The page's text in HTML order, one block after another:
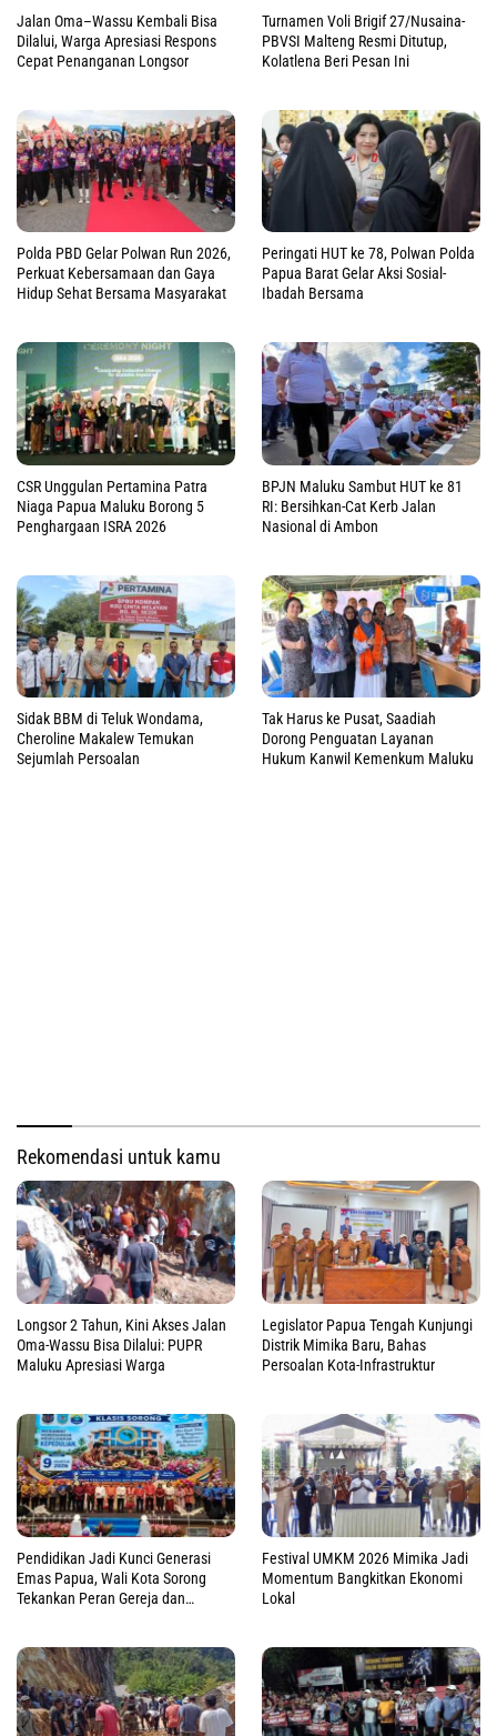
Jalan Oma–Wassu Kembali Bisa
Dilalui, Warga Apresiasi Respons
Cepat Penanganan Longsor
Turnamen Voli Brigif 27/Nusaina-
PBVSI Malteng Resmi Ditutup,
Kolatlena Beri Pesan Ini
Polda PBD Gelar Polwan Run 2026,
Perkuat Kebersamaan dan Gaya
Hidup Sehat Bersama Masyarakat
Peringati HUT ke 78, Polwan Polda
Papua Barat Gelar Aksi Sosial-
Ibadah Bersama
CSR Unggulan Pertamina Patra
Niaga Papua Maluku Borong 5
Penghargaan ISRA 2026
BPJN Maluku Sambut HUT ke 81
RI: Bersihkan-Cat Kerb Jalan
Nasional di Ambon
Sidak BBM di Teluk Wondama,
Cheroline Makalew Temukan
Sejumlah Persoalan
Tak Harus ke Pusat, Saadiah
Dorong Penguatan Layanan
Hukum Kanwil Kemenkum Maluku
Rekomendasi untuk kamu
Longsor 2 Tahun, Kini Akses Jalan
Oma-Wassu Bisa Dilalui: PUPR
Maluku Apresiasi Warga
Legislator Papua Tengah Kunjungi
Distrik Mimika Baru, Bahas
Persoalan Kota-Infrastruktur
Pendidikan Jadi Kunci Generasi
Emas Papua, Wali Kota Sorong
Tekankan Peran Gereja dan
Festival UMKM 2026 Mimika Jadi
Momentum Bangkitkan Ekonomi
Lokal